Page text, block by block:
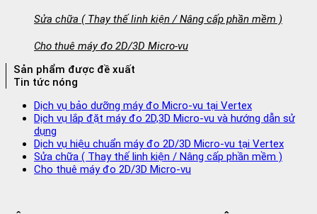
Sửa chữa ( Thay thế linh kiện / Nâng cấp phần mềm )
Cho thuê máy đo 2D/3D Micro-vu
Sản phẩm được đề xuất
Tin tức nóng
Dịch vụ bảo dưỡng máy đo Micro-vu tại Vertex
Dịch vụ lắp đặt máy đo 2D,3D Micro-vu và hướng dẫn sử
dụng
Dịch vụ hiệu chuẩn máy đo 2D/3D Micro-vu tại Vertex
Sửa chữa ( Thay thế linh kiện / Nâng cấp phần mềm )
Cho thuê máy đo 2D/3D Micro-vu